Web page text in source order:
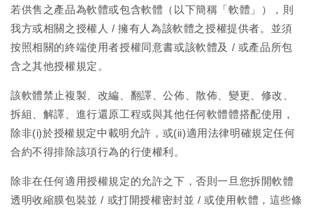
若供售之產品為軟體或包含軟體（以下簡稱「軟體」），則
我方或相關之授權人 / 擁有人為該軟體之授權提供者。並須
按照相關的終端使用者授權同意書或該軟體及 / 或產品所包
含之其他授權規定。
該軟體禁止複製、改編、翻譯、公佈、散佈、變更、修改、
拆組、解譯、進行還原工程或與其他任何軟體體搭配使用，
除非(i)於授權規定中載明允許，或(ii)適用法律明確規定任何
合約不得排除該項行為的行使權利。
除非在任何適用授權規定的允許之下，否則一旦您拆開軟體
透明收縮膜包裝並 / 或打開授權密封並 / 或使用軟體，這些條